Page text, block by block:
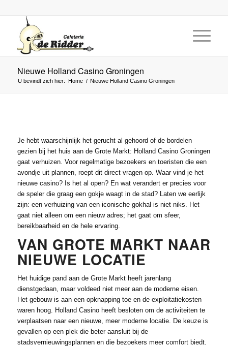
Nieuwe Holland Casino Groningen
U bevindt zich hier: Home / Nieuwe Holland Casino Groningen
Je hebt waarschijnlijk het gerucht al gehoord of de bordelen
gezien bij het huis aan de Grote Markt: Holland Casino Groningen
gaat verhuizen. Voor regelmatige bezoekers en toeristen die een
avondje uit plannen, roept dit direct vragen op. Waar vind je het
nieuwe casino? Is het al open? En wat verandert er precies voor
de speler die graag een gokje waagt in de stad? Laten we eerlijk
zijn: een verhuizing van een iconische gokhal is niet niks. Het
gaat niet alleen om een nieuw adres; het gaat om sfeer,
bereikbaarheid en de hele ervaring.
VAN GROTE MARKT NAAR
NIEUWE LOCATIE
Het huidige pand aan de Grote Markt heeft jarenlang
dienstgedaan, maar voldeed niet meer aan de moderne eisen.
Het gebouw is aan een opknapping toe en de exploitatiekosten
waren hoog. Holland Casino heeft besloten om de activiteiten te
verplaatsen naar een nieuwe, meer moderne locatie. De keuze is
gevallen op een plek die beter aansluit bij de
stadsvernieuwingsplannen en die bezoekers meer comfort biedt.